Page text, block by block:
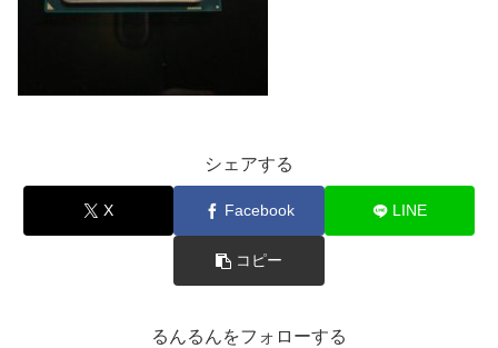
シェアする
X Facebook LINE
コピー
るんるんをフォローする